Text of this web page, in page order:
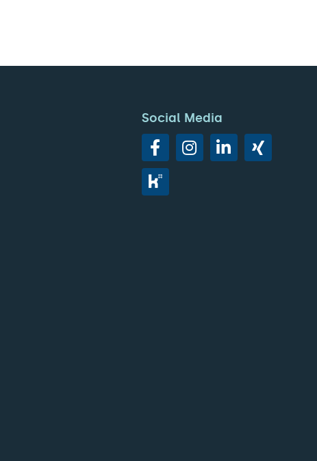
Social Media